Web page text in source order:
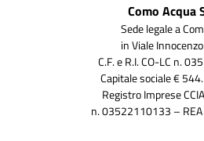
Como Acqua
Sede legale a
in Viale
C.F. e R.I. CO-LC n.
Capitale sociale €
Registro Imprese
n. 03522110133 –